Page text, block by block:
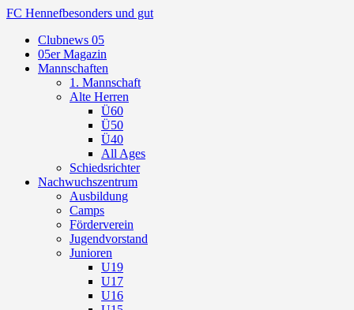
FC Hennefbesonders und gut
Clubnews 05
05er Magazin
Mannschaften
1. Mannschaft
Alte Herren
Ü60
Ü50
Ü40
All Ages
Schiedsrichter
Nachwuchszentrum
Ausbildung
Camps
Förderverein
Jugendvorstand
Junioren
U19
U17
U16